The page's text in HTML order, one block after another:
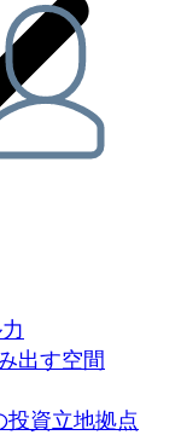
出す空間
投資立地拠点